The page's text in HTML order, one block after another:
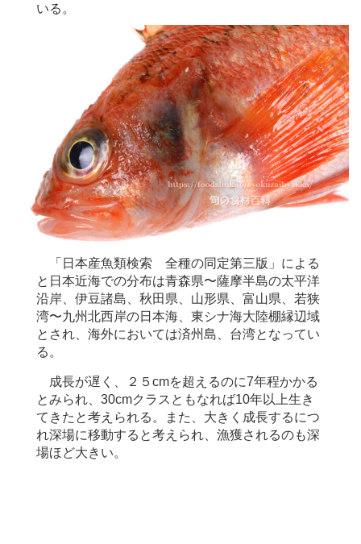
いる。
「日本産魚類検索 全種の同定第三版」による
と日本近海での分布は青森県〜薩摩半島の太平洋
沿岸、伊豆諸島、秋田県、山形県、富山県、若狭
湾〜九州北西岸の日本海、東シナ海大陸棚縁辺域
とされ、海外においては済州島、台湾となってい
る。
成長が遅く、２５cmを超えるのに7年程かかる
とみられ、30cmクラスともなれば10年以上生き
てきたと考えられる。また、大きく成長するにつ
れ深場に移動すると考えられ、漁獲されるのも深
場ほど大きい。